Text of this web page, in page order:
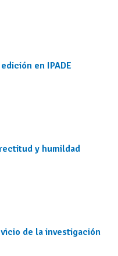
en IPADE
y humildad
de la investigación